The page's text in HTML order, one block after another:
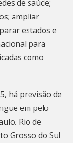
de saúde;
ampliar
estados e
para
como
há previsão de
em pelo
Rio de
Grosso do Sul